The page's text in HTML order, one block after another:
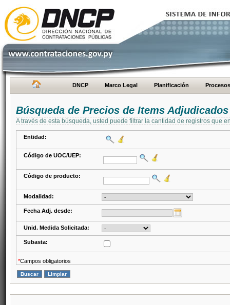
DNCP Marco Legal Planificación Procesos
Búsqueda de Precios de Items Adjudicados
A través de esta búsqueda, usted puede filtrar la cantidad de registros que
Entidad:
Código de UOC/UEP:
Código de producto:
Modalidad:
Fecha Adj. desde:
Unid. Medida Solicitada:
Subasta:
*Campos obligatorios